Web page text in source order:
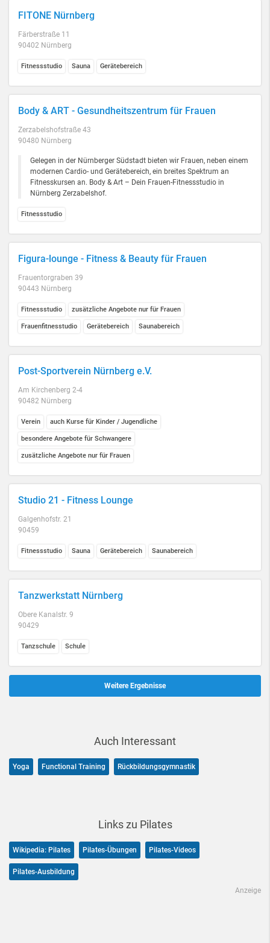
FITONE Nürnberg
Färberstraße 11
90402 Nürnberg
Fitnessstudio Sauna Gerätebereich
Body & ART - Gesundheitszentrum für Frauen
Zerzabelshofstraße 43
90480 Nürnberg
Gelegen in der Nürnberger Südstadt bieten wir Frauen, neben einem
modernen Cardio- und Gerätebereich, ein breites Spektrum an
Fitnesskursen an. Body & Art – Dein Frauen-Fitnessstudio in
Nürnberg Zerzabelshof.
Fitnessstudio
Figura-lounge - Fitness & Beauty für Frauen
Frauentorgraben 39
90443 Nürnberg
Fitnessstudio zusätzliche Angebote nur für Frauen
Frauenfitnesstudio Gerätebereich Saunabereich
Post-Sportverein Nürnberg e.V.
Am Kirchenberg 2-4
90482 Nürnberg
Verein auch Kurse für Kinder / Jugendliche
besondere Angebote für Schwangere
zusätzliche Angebote nur für Frauen
Studio 21 - Fitness Lounge
Galgenhofstr. 21
90459
Fitnessstudio Sauna Gerätebereich Saunabereich
Tanzwerkstatt Nürnberg
Obere Kanalstr. 9
90429
Tanzschule Schule
Weitere Ergebnisse
Auch Interessant
Yoga Functional Training Rückbildungsgymnastik
Links zu Pilates
Wikipedia: Pilates Pilates-Übungen Pilates-Videos
Pilates-Ausbildung
Anzeige